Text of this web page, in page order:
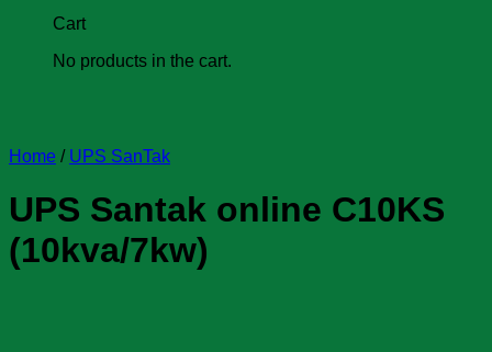
Cart
No products in the cart.
Home / UPS SanTak
UPS Santak online C10KS
(10kva/7kw)